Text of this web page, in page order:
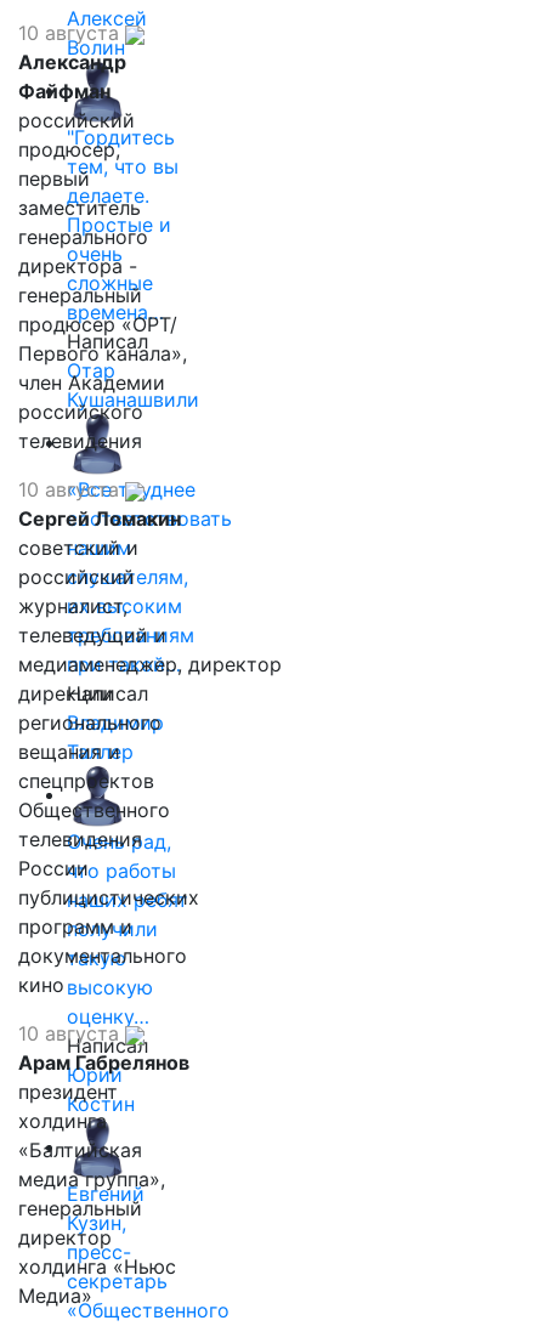
Алексей
Волин
"Гордитесь
тем, что вы
делаете.
Простые и
очень
сложные
времена…
Написал
Отар
Кушанашвили
«Все труднее
соответствовать
нашим
слушателям,
их высоким
требованиям
при такой…
Написал
Владимир
Таллер
Очень рад,
что работы
наших ребят
получили
такую
высокую
оценку…
Написал
Юрий
Костин
Евгений
Кузин,
пресс-
секретарь
«Общественного
10 августа
Александр
Файфман
российский
продюсер,
первый
заместитель
генерального
директора -
генеральный
продюсер «ОРТ/
Первого канала»,
член Академии
российского
телевидения
10 августа
Сергей Ломакин
советский и
российский
журналист,
телеведущий и
медиаменеджер, директор
дирекции
регионального
вещания и
спецпроектов
Общественного
телевидения
России
публицистических
программ и
документального
кино
10 августа
Арам Габрелянов
президент
холдинга
«Балтийская
медиа группа»,
генеральный
директор
холдинга «Ньюс
Медиа»